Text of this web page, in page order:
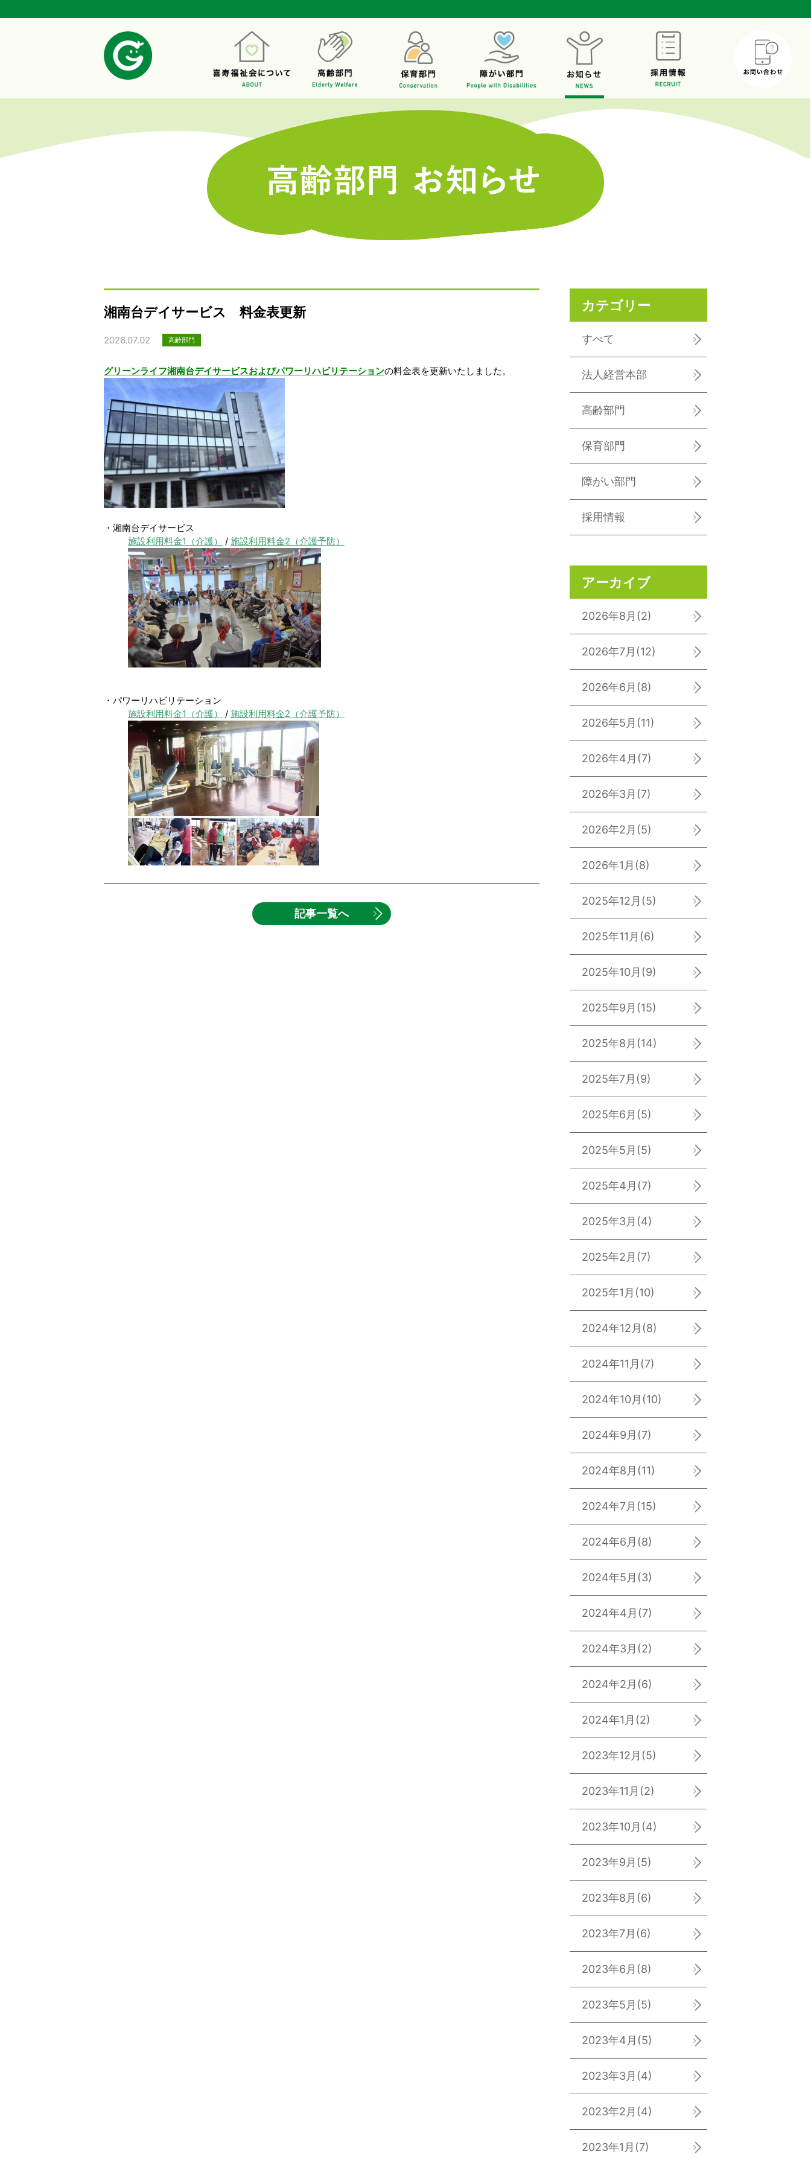
湘南台デイサービス 料金表更新
2026.07.02 高齢部門
グリーンライフ湘南台デイサービスおよびパワーリハビリテーションの料金表を更新いたしました。
・湘南台デイサービス
施設利用料金1（介護）
/ 施設利用料金2（介護予防）
・パワーリハビリテーション
施設利用料金1（介護）
/ 施設利用料金2（介護予防）
記事一覧へ
カテゴリー
すべて
法人経営本部
高齢部門
保育部門
障がい部門
採用情報
アーカイブ
2026年8月 (2)
2026年7月 (12)
2026年6月 (8)
2026年5月 (11)
2026年4月 (7)
2026年3月 (7)
2026年2月 (5)
2026年1月 (8)
2025年12月 (5)
2025年11月 (6)
2025年10月 (9)
2025年9月 (15)
2025年8月 (14)
2025年7月 (9)
2025年6月 (5)
2025年5月 (5)
2025年4月 (7)
2025年3月 (4)
2025年2月 (7)
2025年1月 (10)
2024年12月 (8)
2024年11月 (7)
2024年10月 (10)
2024年9月 (7)
2024年8月 (11)
2024年7月 (15)
2024年6月 (8)
2024年5月 (3)
2024年4月 (7)
2024年3月 (2)
2024年2月 (6)
2024年1月 (2)
2023年12月 (5)
2023年11月 (2)
2023年10月 (4)
2023年9月 (5)
2023年8月 (6)
2023年7月 (6)
2023年6月 (8)
2023年5月 (5)
2023年4月 (5)
2023年3月 (4)
2023年2月 (4)
2023年1月 (7)